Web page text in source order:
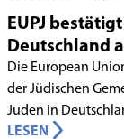
EUPJ
Deutschland
liberales
Die European
der Jüdischen
Juden in
Deutschland mit
LESEN